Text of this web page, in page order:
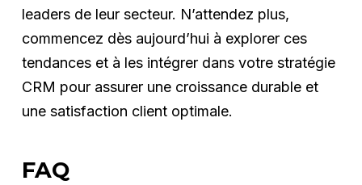
leaders de leur secteur. N’attendez plus,
commencez dès aujourd’hui à explorer ces
tendances et à les intégrer dans votre stratégie
CRM pour assurer une croissance durable et
une satisfaction client optimale.
FAQ